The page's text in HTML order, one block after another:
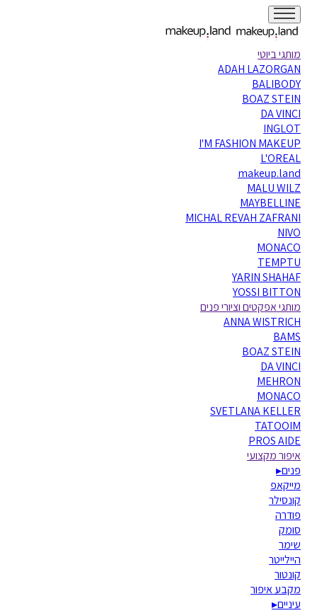
מותגי ביוטי
ADAH LAZORGAN
BALIBODY
BOAZ STEIN
DA VINCI
INGLOT
I'M FASHION MAKEUP
L'OREAL
makeup.land
MALU WILZ
MAYBELLINE
MICHAL REVAH ZAFRANI
NIVO
MONACO
TEMPTU
YARIN SHAHAF
YOSSI BITTON
מותגי אפקטים וציורי פנים
ANNA WISTRICH
BAMS
BOAZ STEIN
DA VINCI
MEHRON
MONACO
SVETLANA KELLER
TATOOIM
PROS AIDE
איפור מקצועי
פנים▸
מייקאפ
קונסילר
פודרה
סומק
שימר
היילייטר
קונטור
מקבע איפור
עיניים▸